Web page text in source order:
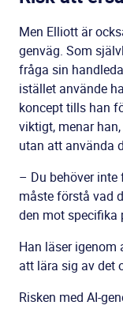
Men Elliott är
genväg. Som
fråga sin
istället använde
koncept tills han
viktigt, menar
utan att använda
– Du behöver
måste förstå vad
den mot specifika
Han läser igenom
att lära sig av det
Risken med AI-